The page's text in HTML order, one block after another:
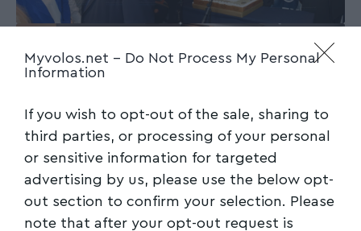
Myvolos.net - Do Not Process My Personal
Information
If you wish to opt-out of the sale, sharing to
third parties, or processing of your personal
or sensitive information for targeted
advertising by us, please use the below opt-
out section to confirm your selection. Please
note that after your opt-out request is